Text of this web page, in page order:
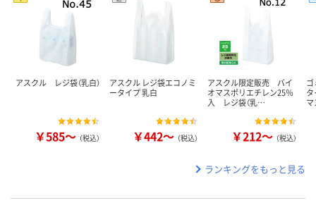
アスクル レジ袋（乳白）
￥585～ （税込）
アスクル レジ袋エコノミ
ータイプ 乳白
￥442～ （税込）
アスクル限定販売 バイ
オマスポリエチレン25％
入 レジ袋（乳…
￥212～ （税込）
ランキングをもっと見る